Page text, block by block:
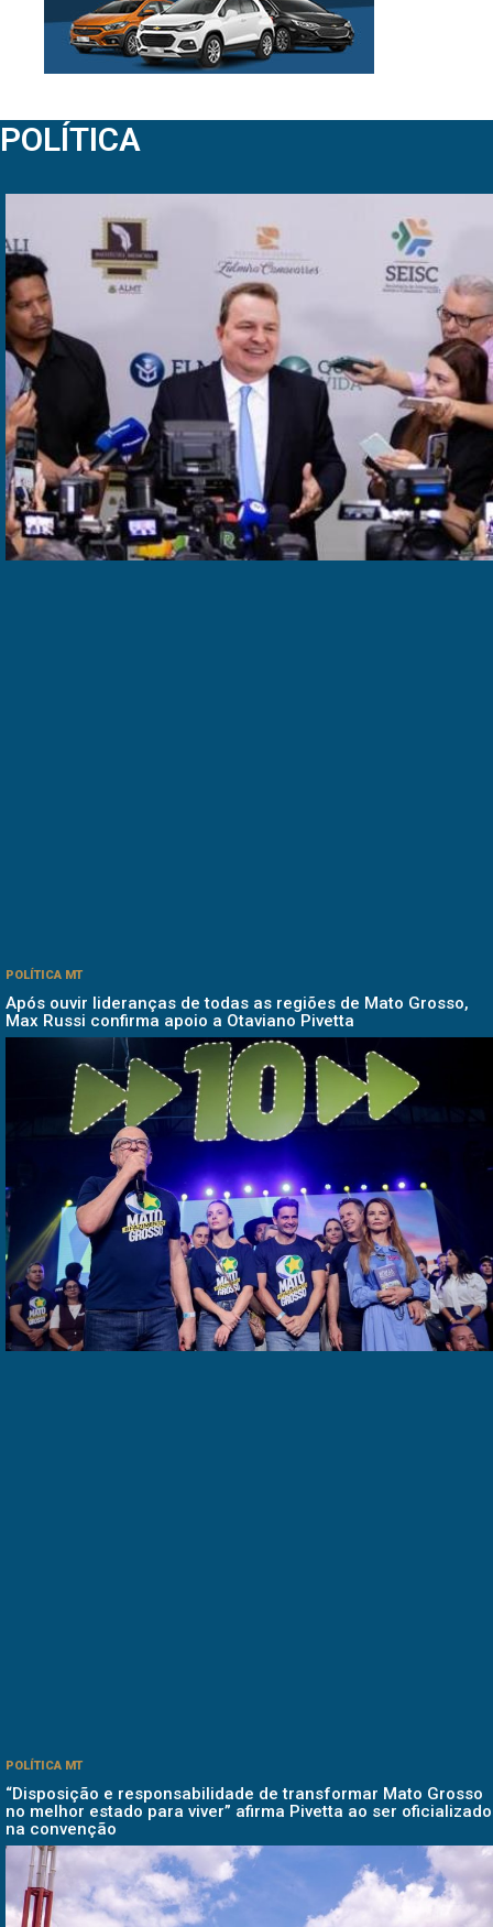
POLÍTICA
POLÍTICA MT
Após ouvir lideranças de todas as regiões de Mato Grosso,
Max Russi confirma apoio a Otaviano Pivetta
POLÍTICA MT
“Disposição e responsabilidade de transformar Mato Grosso
no melhor estado para viver” afirma Pivetta ao ser oficializado
na convenção